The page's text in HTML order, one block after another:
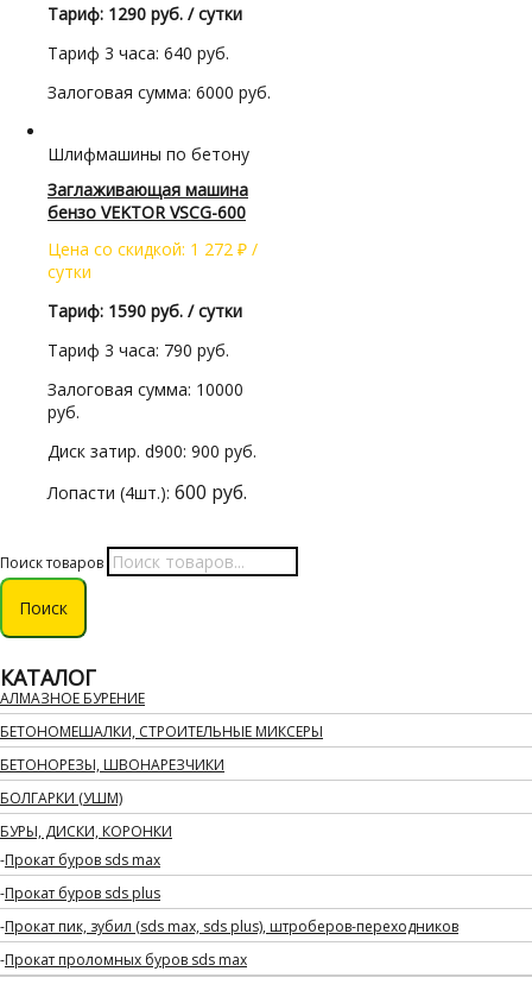
Поиск товаров
Поиск
КАТАЛОГ
АЛМАЗНОЕ БУРЕНИЕ
БЕТОНОМЕШАЛКИ, СТРОИТЕЛЬНЫЕ МИКСЕРЫ
БЕТОНОРЕЗЫ, ШВОНАРЕЗЧИКИ
БОЛГАРКИ (УШМ)
БУРЫ, ДИСКИ, КОРОНКИ
Прокат буров sds max
Прокат буров sds plus
Прокат пик, зубил (sds max, sds plus), штроберов-переходников
Прокат проломных буров sds max
Тариф: 1290 руб. / сутки
Тариф 3 часа: 640 руб.
Залоговая сумма: 6000 руб.
Шлифмашины по бетону
Заглаживающая машина
бензо VEKTOR VSCG-600
Цена со скидкой: 1 272 ₽ /
сутки
Тариф: 1590 руб. / сутки
Тариф 3 часа: 790 руб.
Залоговая сумма: 10000
руб.
Диск затир. d900: 900 руб.
Лопасти (4шт.): 600 руб.